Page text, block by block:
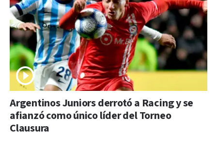
Argentinos Juniors derrotó a Racing y se
afianzó como único líder del Torneo
Clausura